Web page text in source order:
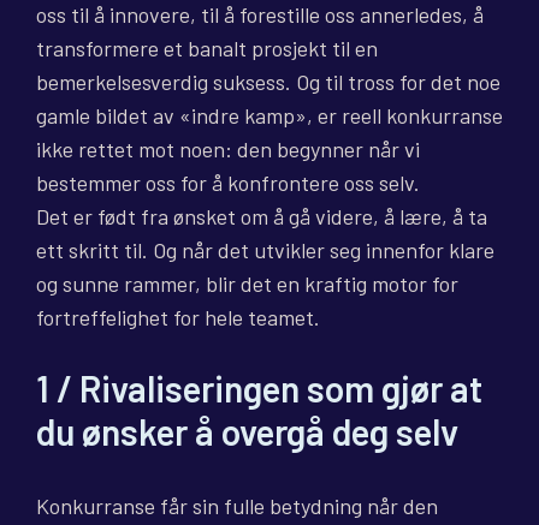
oss til å innovere, til å forestille oss annerledes, å
transformere et banalt prosjekt til en
bemerkelsesverdig suksess. Og til tross for det noe
gamle bildet av «indre kamp», er reell konkurranse
ikke rettet mot noen: den begynner når vi
bestemmer oss for å konfrontere oss selv.
Det er født fra ønsket om å gå videre, å lære, å ta
ett skritt til. Og når det utvikler seg innenfor klare
og sunne rammer, blir det en kraftig motor for
fortreffelighet for hele teamet.
1 / Rivaliseringen som gjør at
du ønsker å overgå deg selv
Konkurranse får sin fulle betydning når den